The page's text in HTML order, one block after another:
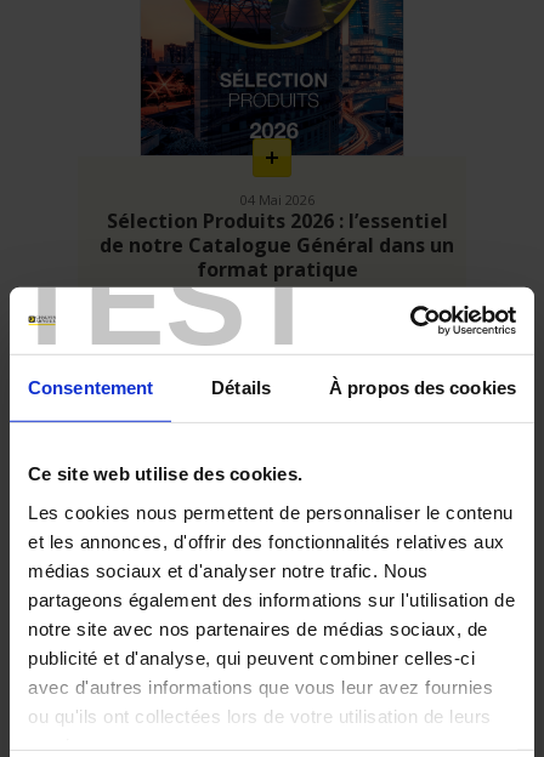
TEST
Consentement Détails À propos des cookies
Ce site web utilise des cookies.
Les cookies nous permettent de personnaliser le contenu
et les annonces, d'offrir des fonctionnalités relatives aux
médias sociaux et d'analyser notre trafic. Nous
partageons également des informations sur l'utilisation de
notre site avec nos partenaires de médias sociaux, de
publicité et d'analyse, qui peuvent combiner celles-ci
avec d'autres informations que vous leur avez fournies
ou qu'ils ont collectées lors de votre utilisation de leurs
savoir
plus
04 Mai 2026
Sélection Produits 2026 : l’essentiel
de notre Catalogue Général dans un
format pratique
Dans la continuité de notre nouveau Catalogue Général 2026,
nous mettons à votre disposition la Sélection Produits 2026 :
une version condensée conçue pour vous offrir un accès
rapide à l’essentiel de notre offre.
En
plus
02 Avril 2026
Découvrez notre nouveau Catalogue